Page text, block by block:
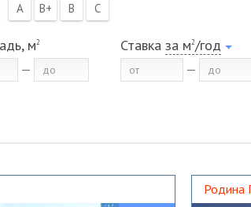
A B+ B C
м2 Ставка за м2/год
Родина